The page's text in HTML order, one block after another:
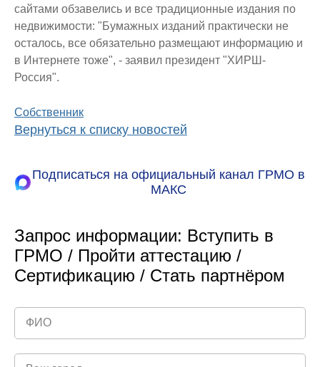
сайтами обзавелись и все традиционные издания по
недвижимости: "Бумажных изданий практически не
осталось, все обязательно размещают информацию и
в Интернете тоже", - заявил президент "ХИРШ-
Россия".
Собственник
Вернуться к списку новостей
Подписаться на официальный канал ГРМО в
МАКС
Запрос информации: Вступить в
ГРМО / Пройти аттестацию /
Сертификацию / Стать партнёром